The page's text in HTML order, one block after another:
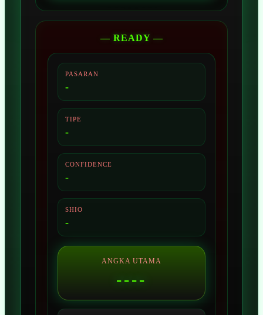
— READY —
PASARAN
-
TIPE
-
CONFIDENCE
-
SHIO
-
ANGKA UTAMA
----